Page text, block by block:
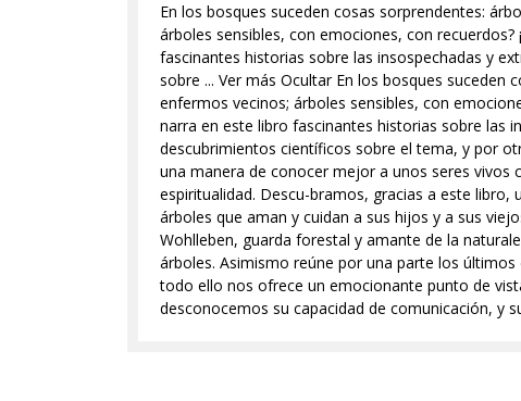
En los bosques suceden cosas sorprendentes:
árboles sensibles, con emociones, con
fascinantes historias sobre las insospechadas y
sobre ... Ver más Ocultar En los bosques
enfermos vecinos; árboles sensibles, con
narra en este libro fascinantes historias sobre las
descubrimientos científicos sobre el tema, y por
una manera de conocer mejor a unos seres vivos
espiritualidad. Descu-bramos, gracias a este
árboles que aman y cuidan a sus hijos y a sus
Wohlleben, guarda forestal y amante de la
árboles. Asimismo reúne por una parte los
todo ello nos ofrece un emocionante punto de
desconocemos su capacidad de comunicación, y